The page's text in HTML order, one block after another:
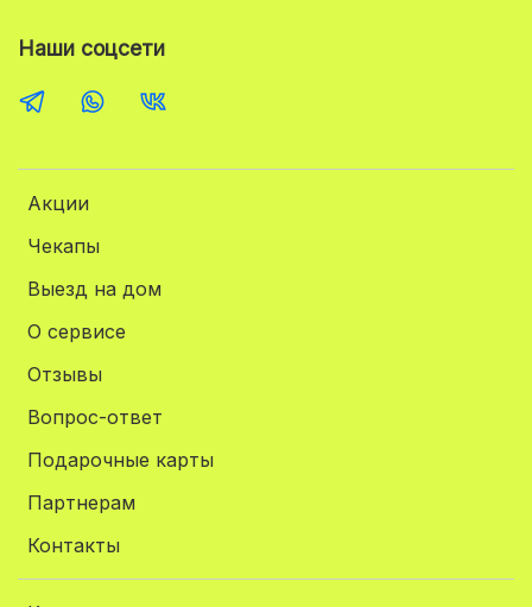
Акции
Чекапы
Выезд на дом
О сервисе
Отзывы
Вопрос-ответ
Подарочные карты
Партнерам
Контакты
Наши соцсети